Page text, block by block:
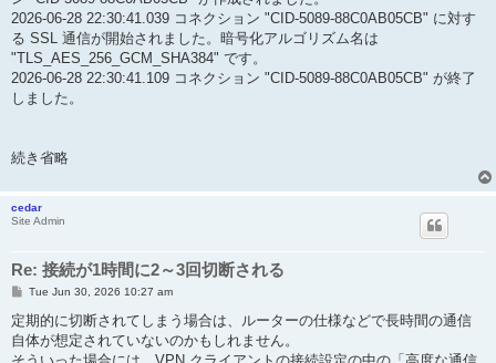
2026-06-28 22:30:41.039 コネクション "CID-5089-88C0AB05CB" に対す
る SSL 通信が開始されました。暗号化アルゴリズム名は
"TLS_AES_256_GCM_SHA384" です。
2026-06-28 22:30:41.109 コネクション "CID-5089-88C0AB05CB" が終了
しました。
続き省略
cedar
Site Admin
Re: 接続が1時間に2～3回切断される
P
s
t
Tue Jun 30, 2026 10:27 am
定期的に切断されてしまう場合は、ルーターの仕様などで長時間の通信
自体が想定されていないのかもしれません。